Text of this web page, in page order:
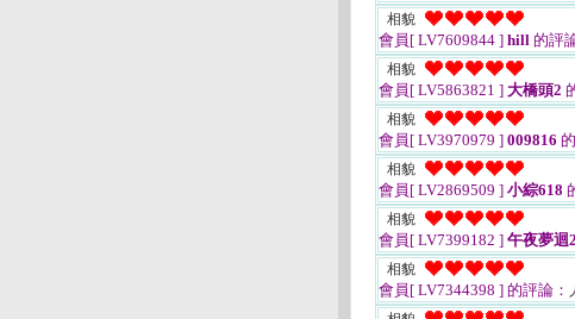
相貌
會員[ LV7609844 ] hill 的評
相貌
會員[ LV5863821 ] 大橋頭2
相貌
會員[ LV3970979 ] 009816
相貌
會員[ LV2869509 ] 小綜618
相貌
會員[ LV7399182 ] 午夜夢迴
相貌
會員[ LV7344398 ] 的評論：